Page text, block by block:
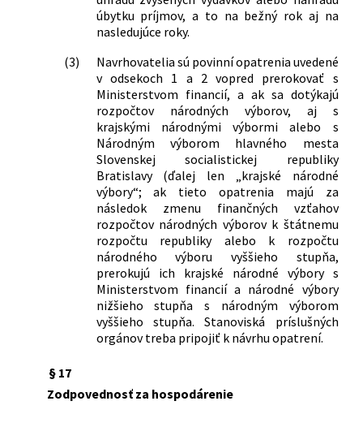
úbytku príjmov, a to na bežný rok aj na
nasledujúce roky.
(3)
Navrhovatelia sú povinní opatrenia uvedené
v odsekoch 1 a 2 vopred prerokovať s
Ministerstvom financií, a ak sa dotýkajú
rozpočtov národných výborov, aj s
krajskými národnými výbormi alebo s
Národným výborom hlavného mesta
Slovenskej socialistickej republiky
Bratislavy (ďalej len „krajské národné
výbory“; ak tieto opatrenia majú za
následok zmenu finančných vzťahov
rozpočtov národných výborov k štátnemu
rozpočtu republiky alebo k rozpočtu
národného výboru vyššieho stupňa,
prerokujú ich krajské národné výbory s
Ministerstvom financií a národné výbory
nižšieho stupňa s národným výborom
vyššieho stupňa. Stanoviská príslušných
orgánov treba pripojiť k návrhu opatrení.
§ 17
Zodpovednosť za hospodárenie